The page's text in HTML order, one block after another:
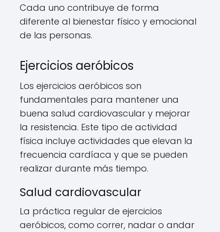
Cada uno contribuye de forma
diferente al bienestar físico y emocional
de las personas.
Ejercicios aeróbicos
Los ejercicios aeróbicos son
fundamentales para mantener una
buena salud cardiovascular y mejorar
la resistencia. Este tipo de actividad
física incluye actividades que elevan la
frecuencia cardíaca y que se pueden
realizar durante más tiempo.
Salud cardiovascular
La práctica regular de ejercicios
aeróbicos, como correr, nadar o andar